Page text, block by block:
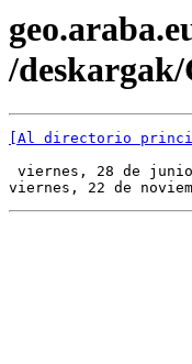
/deskargak/
[Al directorio
viernes, 28 de
viernes, 22 de